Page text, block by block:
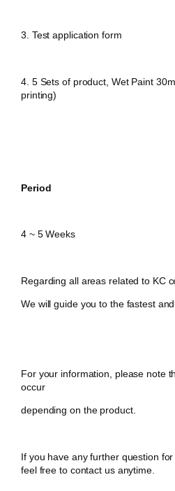
3. Testapplication form
4. 5 Sets of product, Wet Paint
printing)
Period
4 ~ 5 Weeks
Regarding all areas related to KC
We will guide you to the fastest
For your information, please note
occur
depending on the product.
If you have any further question
feel free to contact us anytime.